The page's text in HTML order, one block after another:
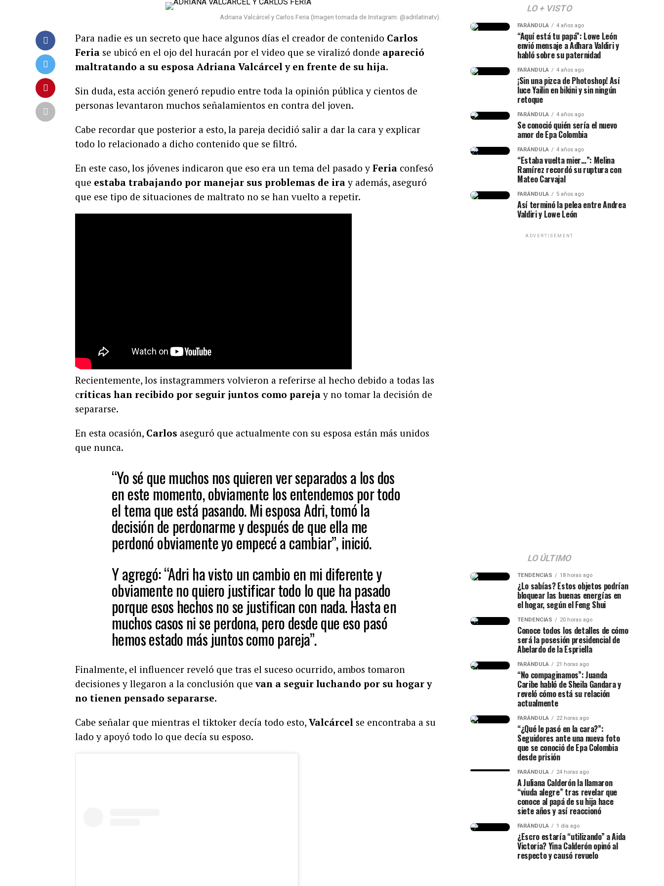
Adriana Valcárcel y Carlos Feria (Imagen tomada de Instagram: @adrilatinatv).
Para nadie es un secreto que hace algunos días el creador de contenido Carlos
Feria se ubicó en el ojo del huracán por el video que se viralizó donde apareció
maltratando a su esposa Adriana Valcárcel y en frente de su hija.
Sin duda, esta acción generó repudio entre toda la opinión pública y cientos de
personas levantaron muchos señalamientos en contra del joven.
Cabe recordar que posterior a esto, la pareja decidió salir a dar la cara y explicar
todo lo relacionado a dicho contenido que se filtró.
En este caso, los jóvenes indicaron que eso era un tema del pasado y Feria confesó
que estaba trabajando por manejar sus problemas de iray además, aseguró
que ese tipo de situaciones de maltrato no se han vuelto a repetir.
Recientemente, los instagrammers volvieron a referirse al hecho debido a todas las
críticas han recibido por seguir juntos como parejay no tomar la decisión de
separarse.
En esta ocasión, Carlos aseguró que actualmente con su esposa están más unidos
que nunca.
“Yo sé que muchos nos quieren ver separados a los dos
en este momento, obviamente los entendemos por todo
el tema que está pasando. Mi esposa Adri, tomó la
decisión de perdonarme y después de que ella me
perdonó obviamente yo empecé a cambiar”, inició.
Y agregó: “Adri ha visto un cambio en mi diferente y
obviamente no quiero justificar todo lo que ha pasado
porque esos hechos no se justifican con nada. Hasta en
muchos casos ni se perdona, pero desde que eso pasó
hemos estado más juntos como pareja”.
Finalmente, el influencer reveló que tras el suceso ocurrido, ambos tomaron
decisiones y llegaron a la conclusión quevan a seguir luchando por su hogar y
no tienen pensado separarse.
Cabe señalar que mientras el tiktoker decía todo esto, Valcárcel se encontraba a su
lado y apoyó todo lo que decía su esposo.
LO + VISTO
FARÁNDULA 4 años ago
“Aquí está tu papá”: Lowe León
envió mensaje a Adhara Valdiri y
habló sobre su paternidad
FARÁNDULA 4 años ago
¡Sin una pizca de Photoshop! Así
luce Yailin en bikini y sin ningún
retoque
FARÁNDULA 4 años ago
Se conoció quién sería el nuevo
amor de Epa Colombia
FARÁNDULA 4 años ago
“Estaba vuelta mier…”: Melina
Ramírez recordó su ruptura con
Mateo Carvajal
FARÁNDULA 5 años ago
Así terminó la pelea entre Andrea
Valdiri y Lowe León
ADVERTISEMENT
LO ÚLTIMO
TENDENCIAS 18 horas ago
¿Lo sabías? Estos objetos podrían
bloquear las buenas energías en
el hogar, según el Feng Shui
TENDENCIAS 20 horas ago
Conoce todos los detalles de cómo
será la posesión presidencial de
Abelardo de la Espriella
FARÁNDULA 21 horas ago
“No compaginamos”: Juanda
Caribe habló de Sheila Gandara y
reveló cómo está su relación
actualmente
FARÁNDULA 22 horas ago
“¿Qué le pasó en la cara?”:
Seguidores ante una nueva foto
que se conoció de Epa Colombia
desde prisión
FARÁNDULA 24 horas ago
A Juliana Calderón la llamaron
“viuda alegre” tras revelar que
conoce al papá de su hija hace
siete años y así reaccionó
FARÁNDULA 1 día ago
¿Escro estaría “utilizando” a Aida
Victoria? Yina Calderón opinó al
respecto y causó revuelo